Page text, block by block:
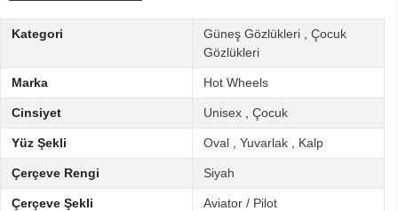
Kategori Güneş Gözlükleri
Çocuk
Gözlükleri
Marka Hot Wheels
Cinsiyet Unisex Çocuk
Yüz Şekli Oval Yuvarlak Kalp
Çerçeve Rengi Siyah
Çerçeve Şekli Aviator / Pilot